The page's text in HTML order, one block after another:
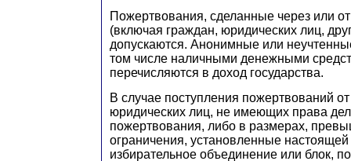
Пожертвования, сделанные через или
(включая граждан, юридических лиц,
допускаются. Анонимные или
том числе наличными денежными
перечисляются в доход государства.
В случае поступления пожертвований
юридических лиц, не имеющих права
пожертвования, либо в размерах,
ограничения, установленные настоящей
избирательное объединение или блок,